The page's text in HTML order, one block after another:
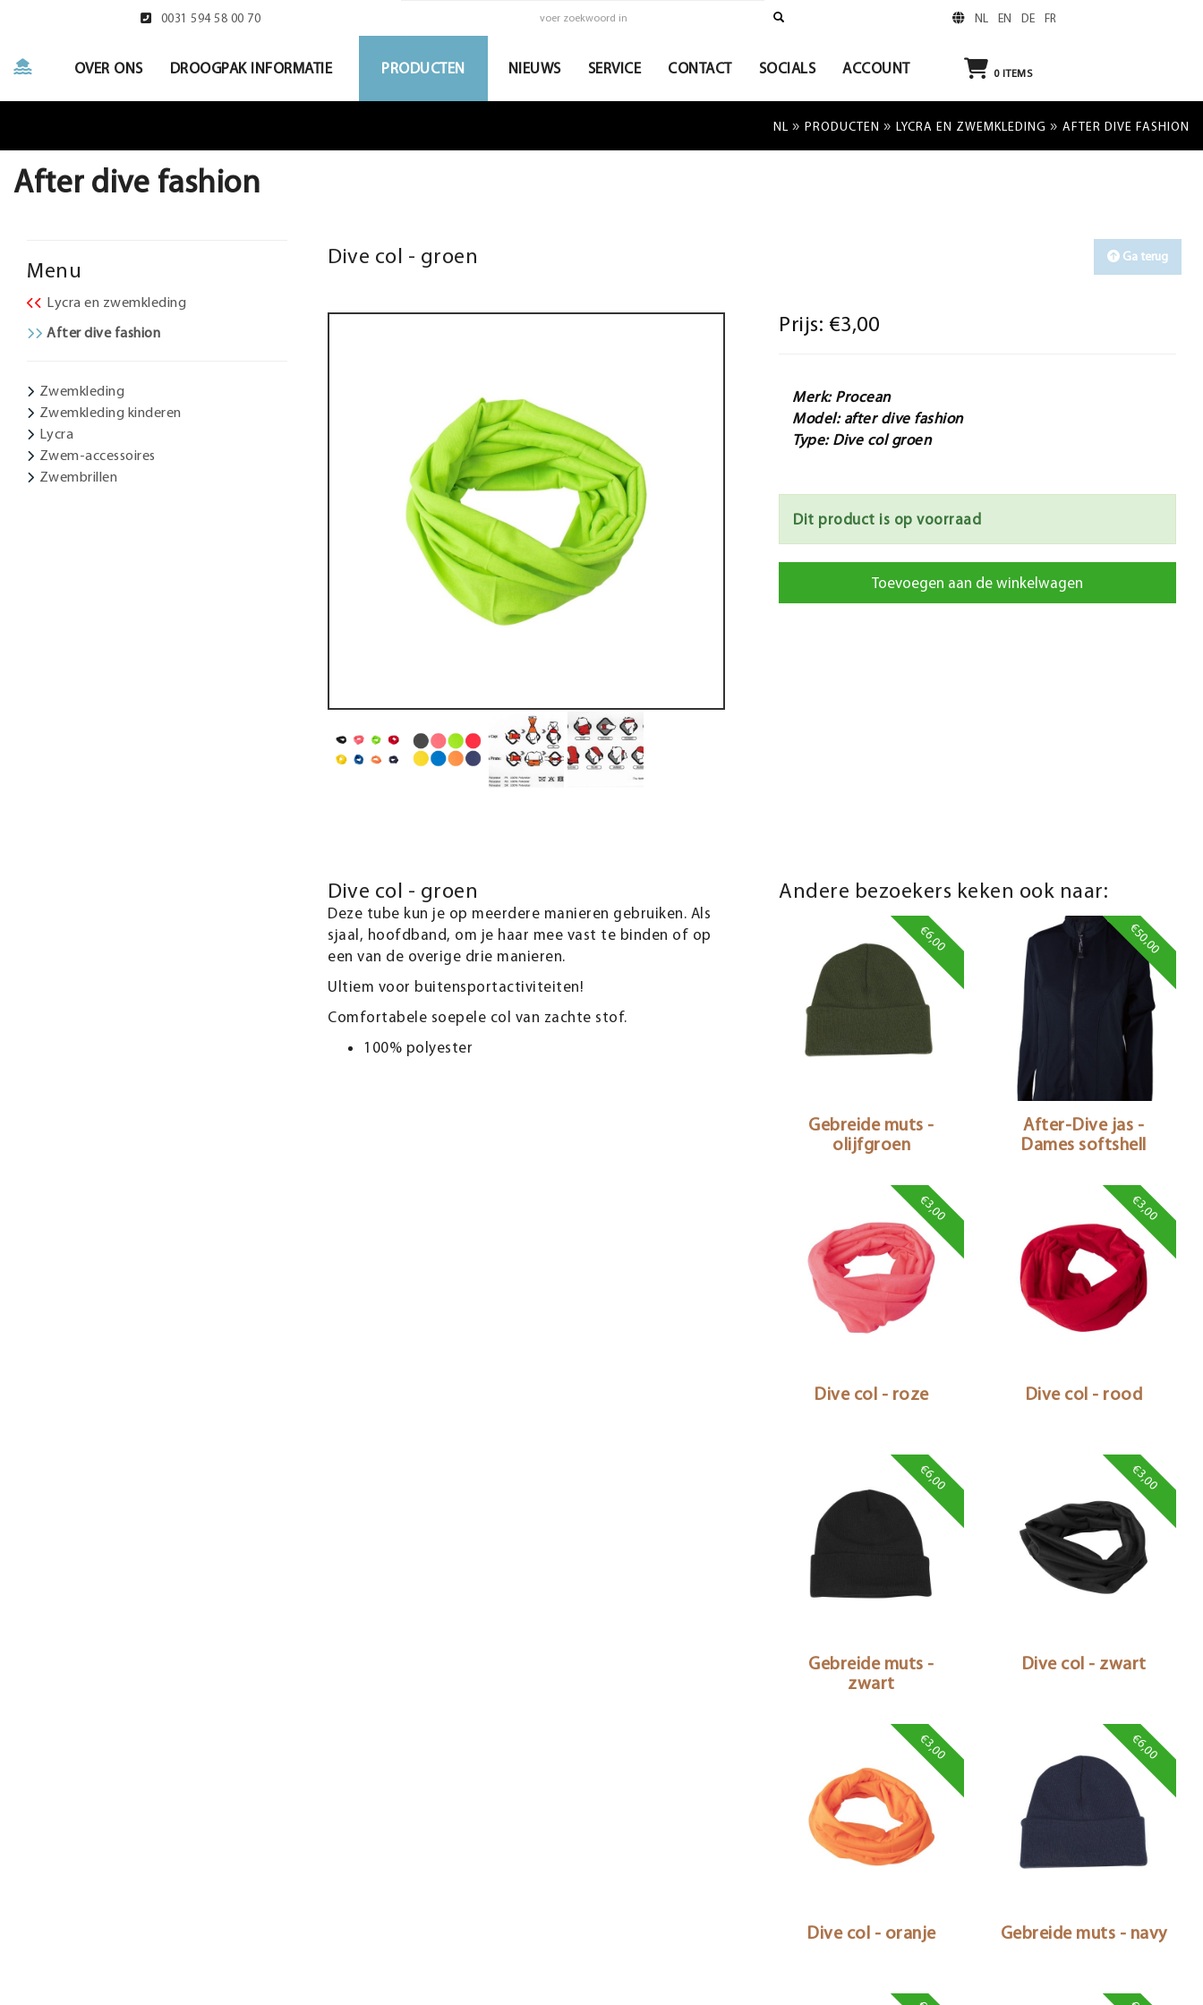
0031 594 58 00 70 NL EN DE FR
OVER ONS DROOGPAK INFORMATIE PRODUCTEN NIEUWS SERVICE CONTACT SOCIALS ACCOUNT 0ITEMS
NL » PRODUCTEN » LYCRA EN ZWEMKLEDING » AFTER DIVE FASHION
After dive fashion
Menu
Lycra en zwemkleding
After dive fashion
Zwemkleding
Zwemkleding kinderen
Lycra
Zwem-accessoires
Zwembrillen
Dive col - groen Ga terug
Prijs: €3,00
Merk: Procean
Model: after dive fashion
Type: Dive col groen
Dit product is op voorraad
Toevoegen aan de winkelwagen
Dive col - groen
Deze tube kun je op meerdere manieren gebruiken. Als
sjaal, hoofdband, om je haar mee vast te binden of op
een van de overige drie manieren.
Ultiem voor buitensportactiviteiten!
Comfortabele soepele col van zachte stof.
100% polyester
Andere bezoekers keken ook naar:
€6,00
Gebreide muts -
olijfgroen
€50,00
After-Dive jas -
Dames softshell
€3,00
Dive col - roze
€3,00
Dive col - rood
€6,00
Gebreide muts -
zwart
€3,00
Dive col - zwart
€3,00
Dive col - oranje
€6,00
Gebreide muts - navy